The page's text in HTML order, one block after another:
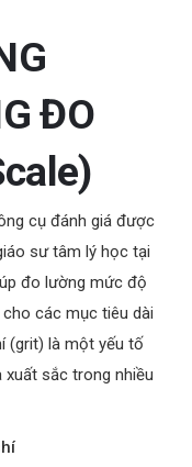
ĐO
cụ đánh giá được
sư tâm lý học tại
đo lường mức độ
các mục tiêu dài
(grit) là một yếu tố
sắc trong nhiều